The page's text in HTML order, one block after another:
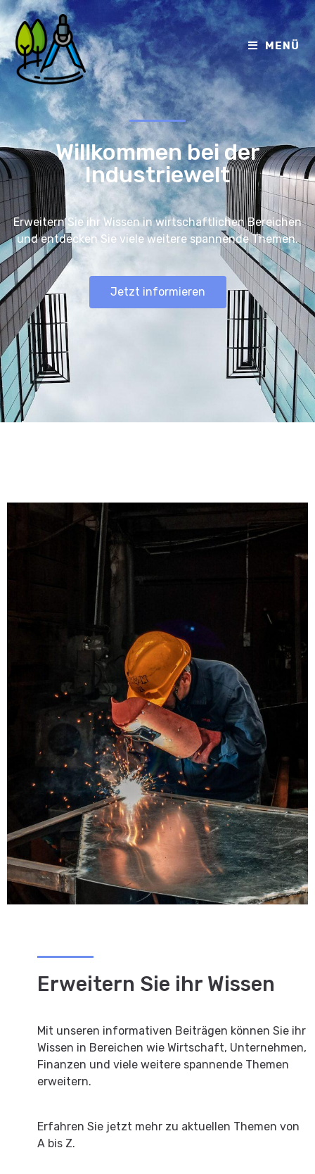
MENÜ
Willkommen bei der
Industriewelt
Erweitern Sie ihr Wissen in wirtschaftlichen Bereichen
und entdecken Sie viele weitere spannende Themen.
Jetzt informieren
Erweitern Sie ihr Wissen
Mit unseren informativen Beiträgen können Sie ihr
Wissen in Bereichen wie Wirtschaft, Unternehmen,
Finanzen und viele weitere spannende Themen
erweitern.
Erfahren Sie jetzt mehr zu aktuellen Themen von
A bis Z.